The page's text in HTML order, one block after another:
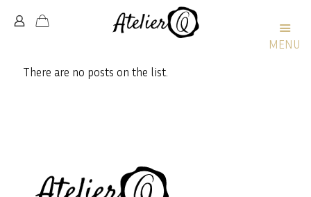
MENU
There are no posts on the list.